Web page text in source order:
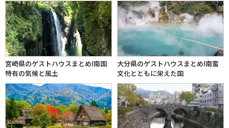
宮崎県のゲストハウスまとめ!南国
特有の気候と風土
大分県のゲストハウスまとめ!南蛮
文化とともに栄えた国